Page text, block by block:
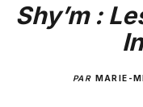
Shy’m :
PAR MARIE-